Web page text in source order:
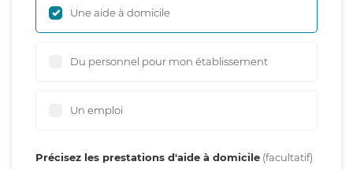
Une aide à domicile
Du personnel pour mon établissement
Un emploi
Précisez les prestations d'aide à domicile